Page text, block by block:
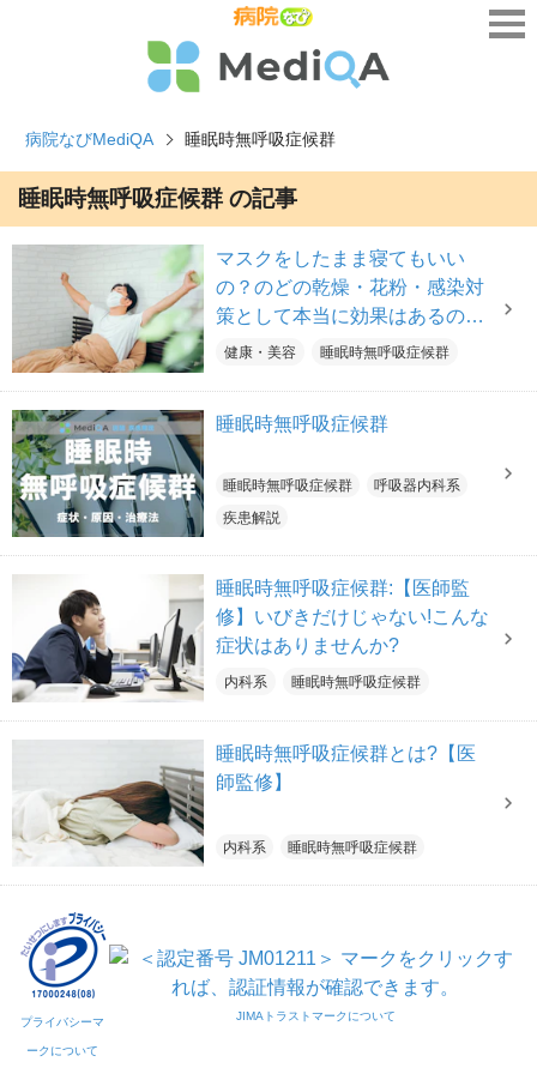
病院なびMediQA 睡眠時無呼吸症候群
睡眠時無呼吸症候群 の記事
マスクをしたまま寝てもいい
の？のどの乾燥・花粉・感染対
策として本当に効果はあるのか
【医師解説】
健康・美容 睡眠時無呼吸症候群
睡眠時無呼吸症候群
睡眠時無呼吸症候群
呼吸器内科系
疾患解説
睡眠時無呼吸症候群:【医師監
修】いびきだけじゃない!こんな
症状はありませんか?
内科系 睡眠時無呼吸症候群
睡眠時無呼吸症候群とは?【医
師監修】
内科系 睡眠時無呼吸症候群